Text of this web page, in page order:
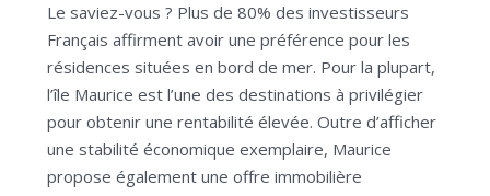
Le saviez-vous ? Plus de 80% des investisseurs
Français affirment avoir une préférence pour les
résidences situées en bord de mer. Pour la plupart,
l’île Maurice est l’une des destinations à privilégier
pour obtenir une rentabilité élevée. Outre d’afficher
une stabilité économique exemplaire, Maurice
propose également une offre immobilière